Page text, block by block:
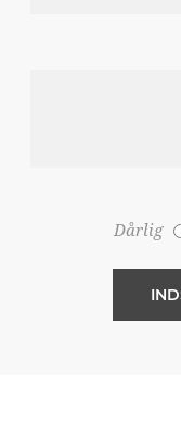
Dårlig